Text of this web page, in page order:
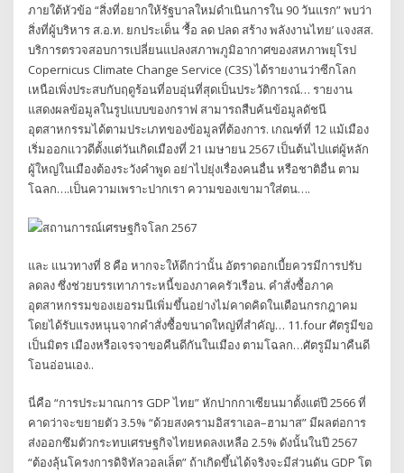
ภายใต้หัวข้อ “สิ่งที่อยากให้รัฐบาลใหม่ดำเนินการใน 90 วันแรก” พบว่า
สิ่งที่ผู้บริหาร ส.อ.ท. ยกประเด็น ‘รื้อ ลด ปลด สร้าง พลังงานไทย’ แจงสส.
บริการตรวจสอบการเปลี่ยนแปลงสภาพภูมิอากาศของสหภาพยุโรป
Copernicus Climate Change Service (C3S) ได้รายงานว่าซีกโลก
เหนือเพิ่งประสบกับฤดูร้อนที่อบอุ่นที่สุดเป็นประวัติการณ์… รายงาน
แสดงผลข้อมูลในรูปแบบของกราฟ สามารถสืบค้นข้อมูลดัชนี
อุตสาหกรรมได้ตามประเภทของข้อมูลที่ต้องการ. เกณฑ์ที่ 12 แม้เมือง
เริ่มออกแววดีตั้งแต่วันเกิดเมืองที่ 21 เมษายน 2567 เป็นต้นไปแต่ผู้หลัก
ผู้ใหญ่ในเมืองต้องระวังคำพูด อย่าไปยุ่งเรื่องคนอื่น หรือชาติอื่น ตาม
โฉลก….เป็นความเพราะปากเรา ความของเขามาใส่ตน….
และ แนวทางที่ 8 คือ หากจะให้ดีกว่านั้น อัตราดอกเบี้ยควรมีการปรับ
ลดลง ซึ่งช่วยบรรเทาภาระหนี้ของภาคครัวเรือน. คําสั่งซื้อภาค
อุตสาหกรรมของเยอรมนีเพิ่มขึ้นอย่างไม่คาดคิดในเดือนกรกฎาคม
โดยได้รับแรงหนุนจากคําสั่งซื้อขนาดใหญ่ที่สําคัญ… 11.four ศัตรูมีขอ
เป็นมิตร เมืองหรือเจรจาขอคืนดีกันในเมือง ตามโฉลก…ศัตรูมีมาคืนดี
โอนอ่อนเอง..
นี่คือ “การประมาณการ GDP ไทย” หักปากกาเซียนมาตั้งแต่ปี 2566 ที่
คาดว่าจะขยายตัว 3.5% “ด้วยสงครามอิสราเอล–ฮามาส” มีผลต่อการ
ส่งออกซึมตัวกระทบเศรษฐกิจไทยหดลงเหลือ 2.5% ดังนั้นในปี 2567
“ต้องลุ้นโครงการดิจิทัลวอลเล็ต” ถ้าเกิดขึ้นได้จริงจะมีส่วนดัน GDP โต